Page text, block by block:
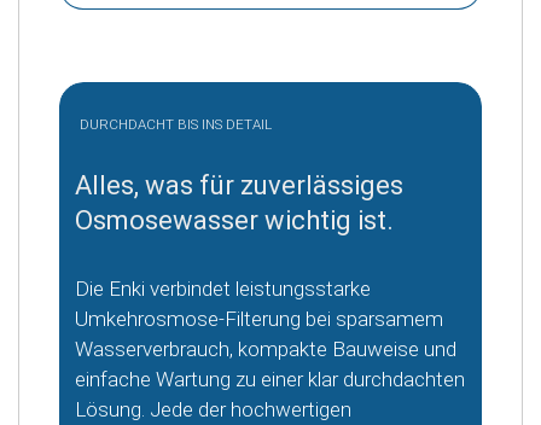
DURCHDACHT BIS INS DETAIL
Alles, was für zuverlässiges
Osmosewasser wichtig ist.
Die Enki verbindet leistungsstarke
Umkehrosmose-Filterung bei sparsamem
Wasserverbrauch, kompakte Bauweise und
einfache Wartung zu einer klar durchdachten
Lösung. Jede der hochwertigen